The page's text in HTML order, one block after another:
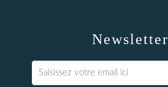
Newsletter